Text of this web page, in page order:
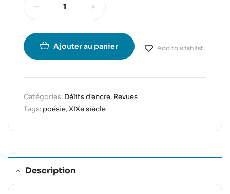
Ajouter au panier Add to wishlist
Catégories: Délits d'encre, Revues
Tags: poésie,XIXe siècle
Description